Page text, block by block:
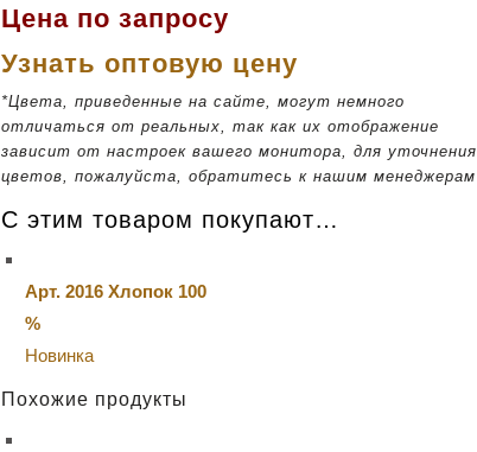
Цена по запросу
Узнать оптовую цену
*Цвета, приведенные на сайте, могут немного
отличаться от реальных, так как их отображение
зависит от настроек вашего монитора, для уточнения
цветов, пожалуйста, обратитесь к нашим менеджерам
С этим товаром покупают…
Арт. 2016 Хлопок 100
%
Новинка
Похожие продукты